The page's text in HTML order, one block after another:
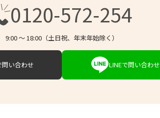
0120-572-254
9:00 〜 18:00（土日祝、年末年始除く）
問い合わせ LINEで問い合わせ